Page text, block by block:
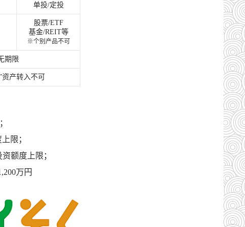
单投/定投
股票/ETF
基金/REIT等
※个别产品不可
期限
产转入不可
限；
额度上限；
万円